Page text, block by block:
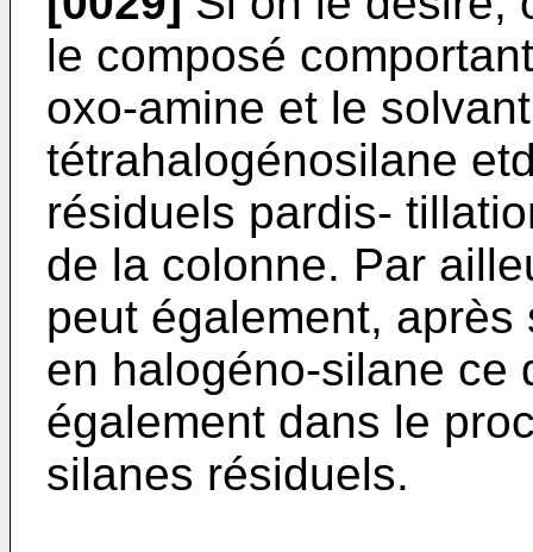
le composé
oxo-amine et le
tétrahalogénosilane
résiduels pardis-
de la colonne. Par
peut également,
en halogéno-silane ce
également dans le
silanes résiduels.